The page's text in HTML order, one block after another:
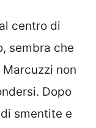
centro di
sembra che
non
Dopo
smentite e